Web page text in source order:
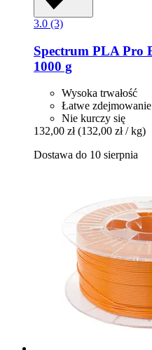
3.0 (3)
Spectrum PLA Pro
1000 g
Wysoka trwałość
Łatwe
Nie kurczy się
132,00 zł (132,00 zł / kg)
Dostawa do 10 sierpnia